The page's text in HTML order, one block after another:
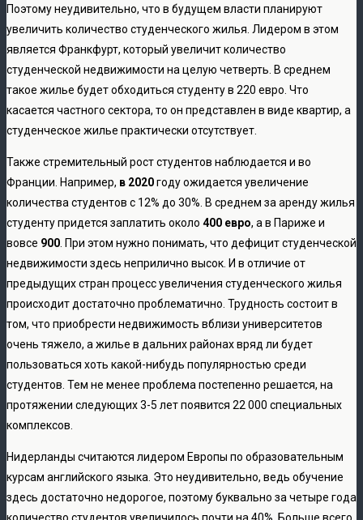
Поэтому неудивительно, что в будущем власти планируют
увеличить количество студенческого жилья. Лидером в этом
является Франкфурт, который увеличит количество
студенческой недвижимости на целую четверть. В среднем
такое жилье будет обходиться студенту в 220 евро. Что
касается частного сектора, то он представлен в виде квартир, а
студенческое жилье практически отсутствует.
Также стремительный рост студентов наблюдается и во
Франции. Например, в 2020году ожидается увеличение
количества студентов с 12% до 30%. В среднем за аренду жилья
студенту придется заплатить около 400 евро, а в Париже и
вовсе 900. При этом нужно понимать, что дефицит студенческой
недвижимости здесь неприлично высок. И в отличие от
предыдущих стран процесс увеличения студенческого жилья
происходит достаточно проблематично. Трудность состоит в
том, что приобрести недвижимость вблизи университетов
очень тяжело, а жилье в дальних районах вряд ли будет
пользоваться хоть какой-нибудь популярностью среди
студентов. Тем не менее проблема постепенно решается, на
протяжении следующих 3-5 лет появится 22 000 специальных
комплексов.
Нидерланды считаются лидером Европы по образовательным
курсам английского языка. Это неудивительно, ведь обучение
здесь достаточно недорогое, поэтому буквально за четыре года